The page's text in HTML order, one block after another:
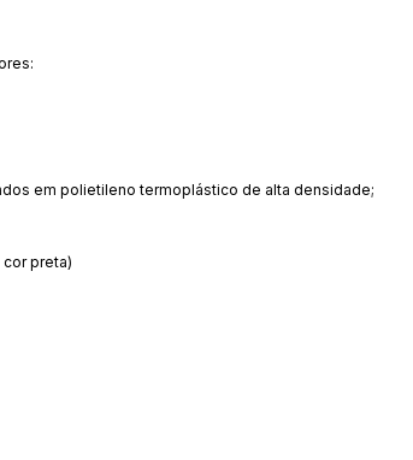
em polietileno termoplástico de alta densidade;
preta)